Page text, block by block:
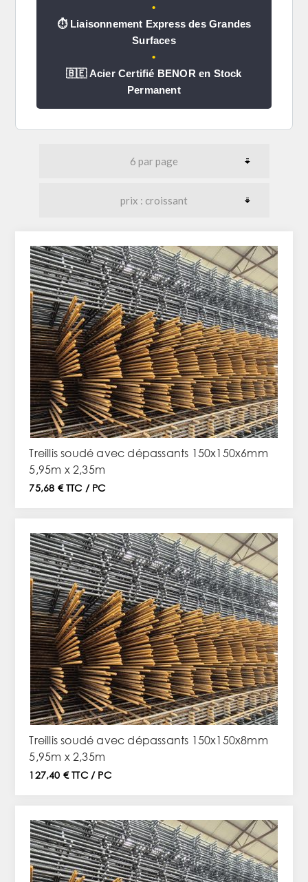
•
⏱️ Liaisonnement Express des Grandes
Surfaces
•
🇧🇪 Acier Certifié BENOR en Stock
Permanent
Treillis soudé avec dépassants 150x150x6mm
5,95m x 2,35m
75,68 € TTC / PC
Treillis soudé avec dépassants 150x150x8mm
5,95m x 2,35m
127,40 € TTC / PC